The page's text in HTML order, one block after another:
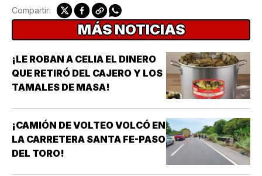
Compartir:
MÁS NOTICIAS
¡LE ROBAN A CELIA EL DINERO
QUE RETIRÓ DEL CAJERO Y LOS
TAMALES DE MASA!
¡CAMIÓN DE VOLTEO VOLCÓ EN
LA CARRETERA SANTA FE-PASO
DEL TORO!